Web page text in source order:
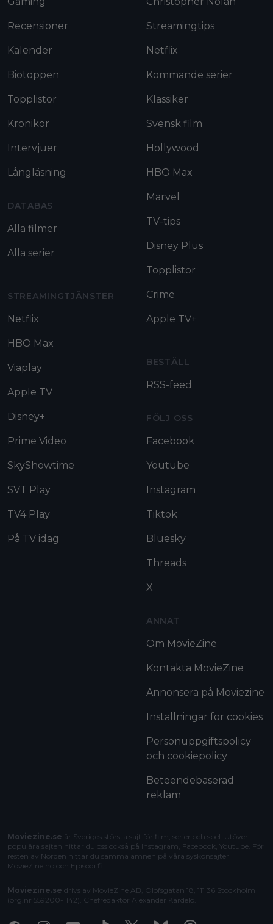
Recensioner
Kalender
Biotoppen
Topplistor
Krönikor
Intervjuer
Långläsning
DATABAS
Alla filmer
Alla serier
STREAMINGTJÄNSTER
Netflix
HBO Max
Viaplay
Apple TV
Disney+
Prime Video
SkyShowtime
SVT Play
TV4 Play
På TV idag
Streamingtips
Netflix
Kommande serier
Klassiker
Svensk film
Hollywood
HBO Max
Marvel
TV-tips
Disney Plus
Topplistor
Crime
Apple TV+
BESTÄLL
RSS-feed
FÖLJ OSS
Facebook
Youtube
Instagram
Tiktok
Bluesky
Threads
X
ANNAT
Om MovieZine
Kontakta MovieZine
Annonsera på Moviezine
Inställningar för cookies
Personuppgiftspolicy
och cookiepolicy
Beteendebaserad
reklam
Moviezine.se är Sveriges största sajt för film, serier och spel. Utöver
populära sajten hittar du oss också på Instagram, Facebook, Youtube. För
resten av Norden hittar du samma ämnen på våra syskonsajter
MovieZine.no och Episodi.fi
Moviezine.se drivs av MovieZine AB, Olofsgatan 18, 111 36 Stockholm
(org.nr 559200-1142). Chefredaktör Alexander Kardelo